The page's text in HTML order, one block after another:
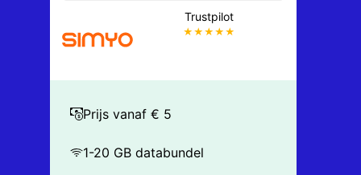
Trustpilot
★★★★★
Prijs vanaf € 5
1-20 GB databundel